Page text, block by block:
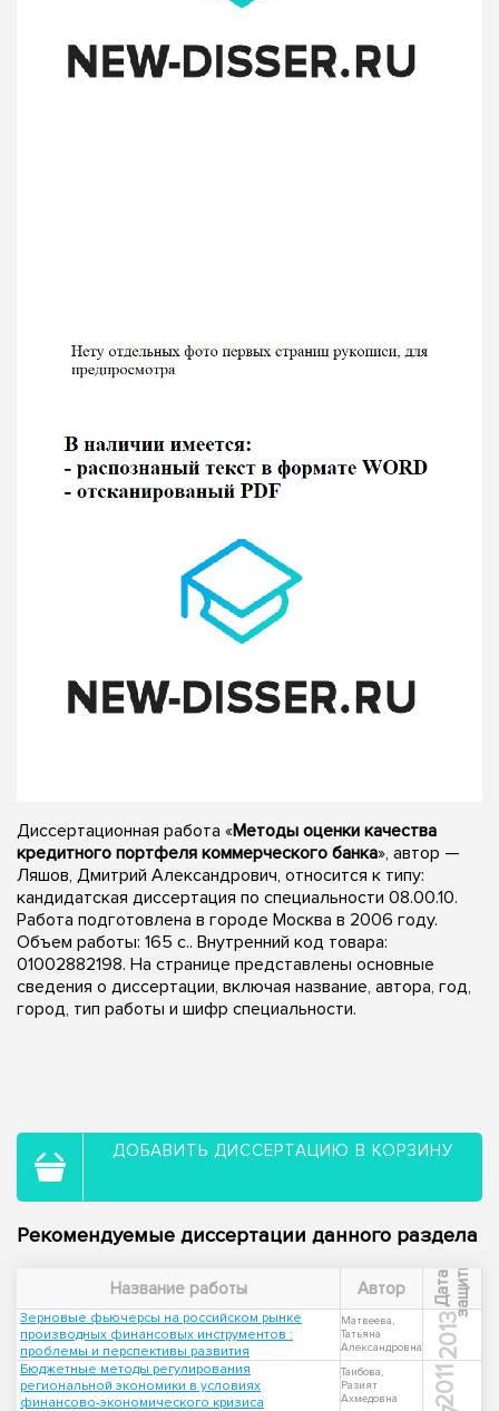
Диссертационная работа «Методы оценки качества
кредитного портфеля коммерческого банка», автор —
Ляшов, Дмитрий Александрович, относится к типу:
кандидатская диссертация по специальности 08.00.10.
Работа подготовлена в городе Москва в 2006 году.
Объем работы: 165 с.. Внутренний код товара:
01002882198. На странице представлены основные
сведения о диссертации, включая название, автора, год,
город, тип работы и шифр специальности.
ДОБАВИТЬ ДИССЕРТАЦИЮ В КОРЗИНУ
Рекомендуемые диссертации данного раздела
Название работы Автор Д
а
т
а
з
а
щ
и
т ы
Зерновые фьючерсы на российском рынке
производных финансовых инструментов :
проблемы и перспективы развития
Матвеева,
Татьяна
Александровна
2013
Бюджетные методы регулирования
региональной экономики в условиях
финансово-экономического кризиса
Таибова,
Разият
Ахмедовна
2011